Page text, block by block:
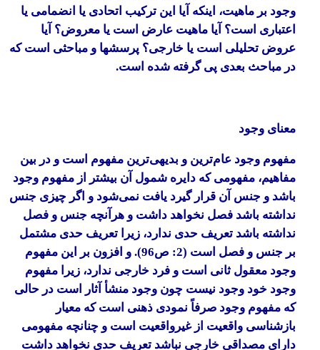
وجود بر ماهیت، اینکه آیا این ترکیب اتحادی یا انضمامی یا
اعتباری است؟ آیا ماهیت عارض است یا معروض؟ آیا
عروض تحلیلی است یا خارجی؟ پرسشها و مباحثی است که
در مباحث بعدی پی گرفته شده است.
معنای وجود
مفهوم وجود عام‌ترین و بدیهی‌ترین مفهوم است و در بین
مفاهیم، مفهومی که دایره شمول آن بیشتر از مفهوم وجود
باشد و جنس آن قرار گیرد یافت نمی‌شود و اگر چیزی جنس
نداشته باشد فصل نخواهد داشت و هرآنچه جنس و فصل
نداشته باشد تعریف حدی ندارد، زیرا تعریف حدی مشتمل
بر جنس و فصل است (2: ص96). و افزون بر این مفهوم
وجود معقول ثانی است و فرد خارجی ندارد، زیرا مفهوم
وجود خود وجود نیست چون وجود منشأ آثار است در حالی
که مفهوم وجود صرفاً نمودی ذهنی است که معیار
بازشناسی واقعیت از غیرواقعیت است و چنانچه مفهومی
دارای مصداقی خارجی نباشد تعریف حدی نخواهد داشت